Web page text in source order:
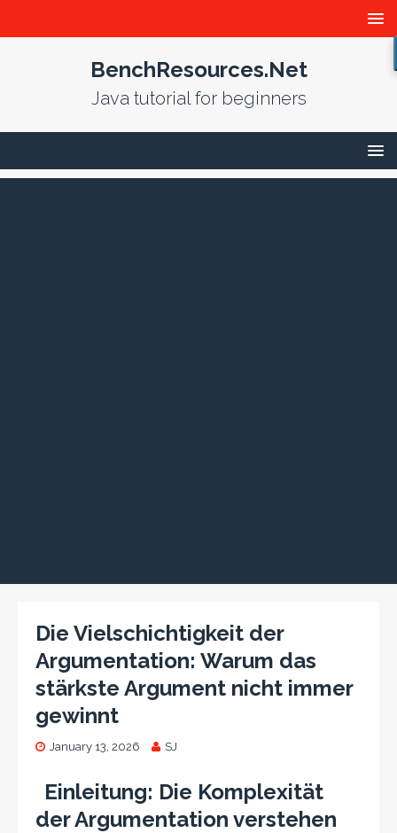
BenchResources.Net
Java tutorial for beginners
Die Vielschichtigkeit der
Argumentation: Warum das
stärkste Argument nicht immer
gewinnt
January 13, 2026 SJ
Einleitung: Die Komplexität
der Argumentation verstehen